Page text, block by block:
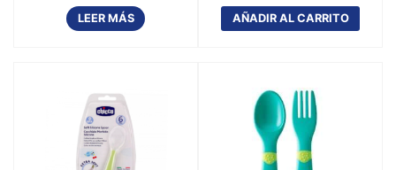
LEER MÁS AÑADIR AL CARRITO